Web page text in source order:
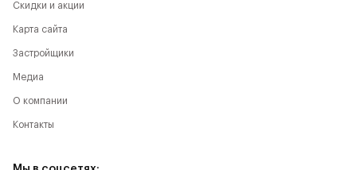
Скидки и акции
Карта сайта
Застройщики
Медиа
О компании
Контакты